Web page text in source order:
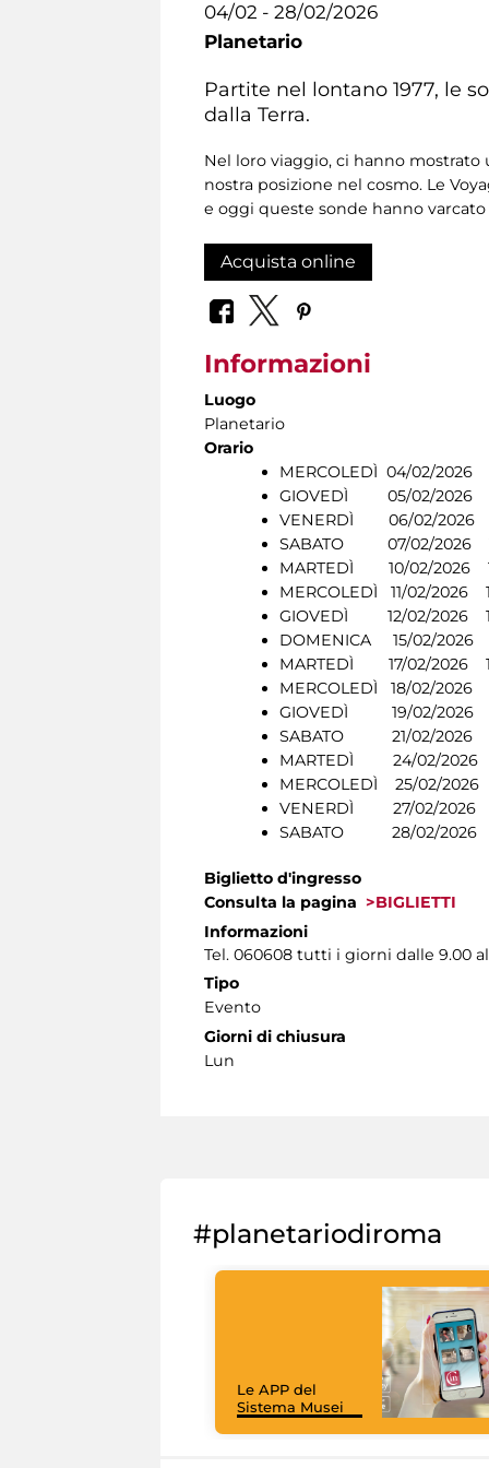
04/02 - 28/02/2026
Planetario
Partite nel lontano 1977, le
dalla Terra.
Nel loro viaggio, ci hanno
nostra posizione nel cosmo. Le
e oggi queste sonde hanno
Acquista online
Informazioni
Luogo
Planetario
Orario
MERCOLEDÌ 04/02/2026
GIOVEDÌ 05/02/2026
VENERDÌ 06/02/2026
SABATO 07/02/2026
MARTEDÌ 10/02/2026
MERCOLEDÌ 11/02/2026
GIOVEDÌ 12/02/2026
DOMENICA 15/02/2026
MARTEDÌ 17/02/2026
MERCOLEDÌ 18/02/2026
GIOVEDÌ 19/02/2026
SABATO 21/02/2026
MARTEDÌ 24/02/2026
MERCOLEDÌ 25/02/2026
VENERDÌ 27/02/2026
SABATO 28/02/2026
Biglietto d'ingresso
Consulta la pagina >BIGLIETTI
Informazioni
Tel. 060608 tutti i giorni dalle 9.00
Tipo
Evento
Giorni di chiusura
Lun
#planetariodiroma
Le APP del
Sistema Musei